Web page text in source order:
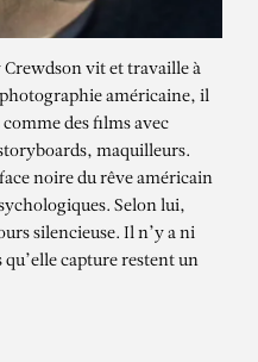
Crewdson vit et travaille à
américaine, il
des films avec
maquilleurs.
noire du rêve américain
Selon lui,
silencieuse. Il n’y a ni
capture restent un